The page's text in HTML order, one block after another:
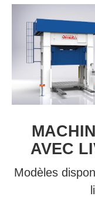
AVEC
Modèles